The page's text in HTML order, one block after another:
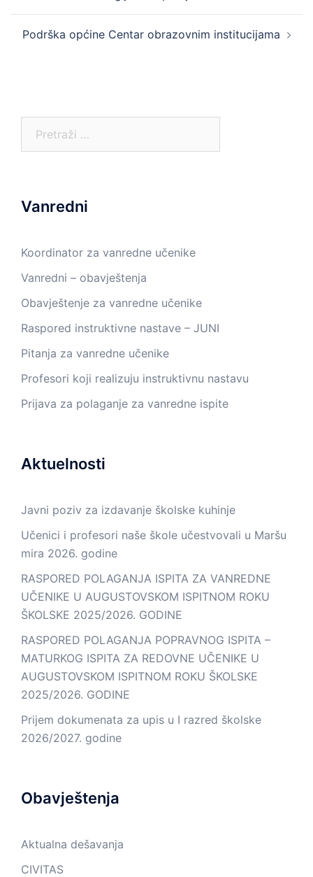
Podrška općine Centar obrazovnim institucijama
Vanredni
Koordinator za vanredne učenike
Vanredni – obavještenja
Obavještenje za vanredne učenike
Raspored instruktivne nastave – JUNI
Pitanja za vanredne učenike
Profesori koji realizuju instruktivnu nastavu
Prijava za polaganje za vanredne ispite
Aktuelnosti
Javni poziv za izdavanje školske kuhinje
Učenici i profesori naše škole učestvovali u Maršu
mira 2026. godine
RASPORED POLAGANJA ISPITA ZA VANREDNE
UČENIKE U AUGUSTOVSKOM ISPITNOM ROKU
ŠKOLSKE 2025/2026. GODINE
RASPORED POLAGANJA POPRAVNOG ISPITA –
MATURKOG ISPITA ZA REDOVNE UČENIKE U
AUGUSTOVSKOM ISPITNOM ROKU ŠKOLSKE
2025/2026. GODINE
Prijem dokumenata za upis u I razred školske
2026/2027. godine
Obavještenja
Aktualna dešavanja
CIVITAS